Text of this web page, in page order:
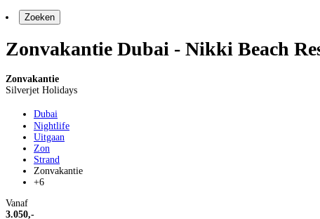
Zoeken
Zonvakantie Dubai - Nikki Beach
Zonvakantie
Silverjet Holidays
Dubai
Nightlife
Uitgaan
Zon
Strand
Zonvakantie
+6
Vanaf
3.050,-